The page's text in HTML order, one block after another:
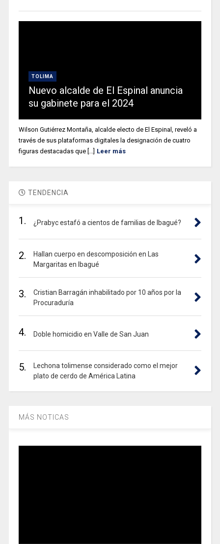
TOLIMA
Nuevo alcalde de El Espinal anuncia
su gabinete para el 2024
Wilson Gutiérrez Montaña, alcalde electo de El Espinal, reveló a
través de sus plataformas digitales la designación de cuatro
figuras destacadas que [...] Leer más
TENDENCIA
1. ¿Prabyc estafó a cientos de familias de Ibagué?
2.
Hallan cuerpo en descomposición en Las
Margaritas en Ibagué
3.
Cristian Barragán inhabilitado por 10 años por la
Procuraduría
4. Doble homicidio en Valle de San Juan
5.
Lechona tolimense considerado como el mejor
plato de cerdo de América Latina
MÁS NOTICAS